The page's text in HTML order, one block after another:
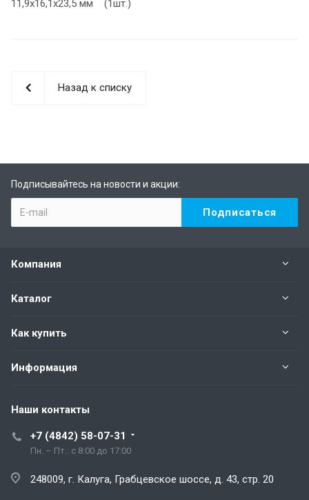
11,9х16,1х23,5 мм (1шт.)
Назад к списку
Подписывайтесь на новости и акции:
Компания
Каталог
Как купить
Информация
Наши контакты
+7 (4842) 58-07-31
Пн. – Пт.: с 8:00 до 17:00
248009, г. Калуга, Грабцевское шоссе, д. 43, стр. 20